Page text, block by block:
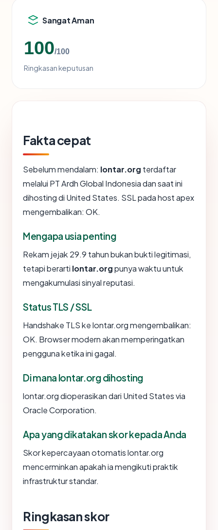
Sangat Aman
100/100
Ringkasan keputusan
Fakta cepat
Sebelum mendalam: lontar.org terdaftar
melalui PT Ardh Global Indonesia dan saat ini
dihosting di United States. SSL pada host apex
mengembalikan: OK.
Mengapa usia penting
Rekam jejak 29.9 tahun bukan bukti legitimasi,
tetapi berarti lontar.orgpunya waktu untuk
mengakumulasi sinyal reputasi.
Status TLS / SSL
Handshake TLS ke lontar.org mengembalikan:
OK. Browser modern akan memperingatkan
pengguna ketika ini gagal.
Di mana lontar.org dihosting
lontar.org dioperasikan dari United States via
Oracle Corporation.
Apa yang dikatakan skor kepada Anda
Skor kepercayaan otomatis lontar.org
mencerminkan apakah ia mengikuti praktik
infrastruktur standar.
Ringkasan skor